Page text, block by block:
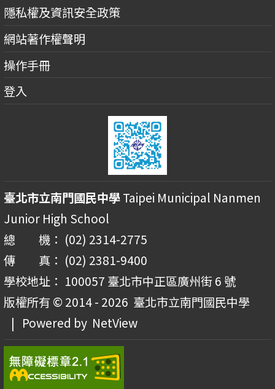
隱私權及資訊安全政策
網站著作權聲明
操作手冊
登入
臺北市立南門國民中學Taipei Municipal Nanmen
Junior High School
總 機： (02) 2314-2775
傳 真： (02) 2381-9400
學校地址： 100057 臺北市中正區廣州街 6 號
版權所有 © 2014 - 2026 臺北市立南門國民中學
| Powered by NetView